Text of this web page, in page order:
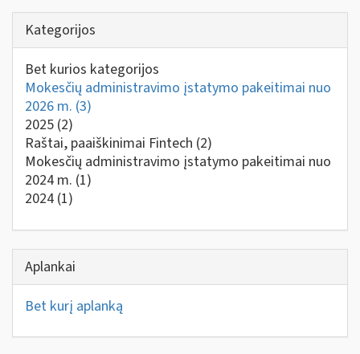
Kategorijos
Bet kurios kategorijos
Mokesčių administravimo įstatymo pakeitimai nuo
2026 m. (3)
2025 (2)
Raštai, paaiškinimai Fintech (2)
Mokesčių administravimo įstatymo pakeitimai nuo
2024 m. (1)
2024 (1)
Aplankai
Bet kurį aplanką